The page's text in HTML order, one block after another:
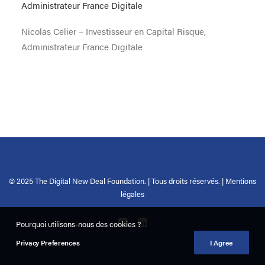
Nicolas Celier – Investisseur en Capital Risque,
Administrateur France Digitale
© 2025 The Digital New Deal Foundation. | Tous droits réservés. | Mentions
légales
Pourquoi utilisons-nous des cookies ?
Privacy Preferences I Agree